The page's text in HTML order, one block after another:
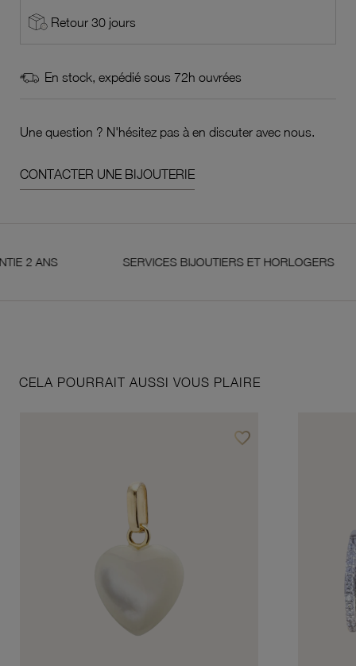
Retour 30 jours
En stock, expédié sous 72h ouvrées
Une question ? N'hésitez pas à en discuter avec nous.
CONTACTER UNE BIJOUTERIE
SERVICES BIJOUTIERS ET HORLOGERS
CELA POURRAIT AUSSI VOUS PLAIRE
favorite_borderAjouter à vos favoris